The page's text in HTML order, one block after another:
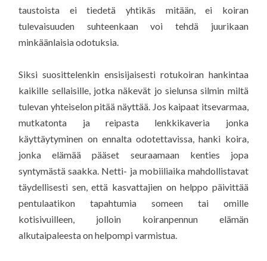
taustoista ei tiedetä yhtikäs mitään, ei koiran
tulevaisuuden suhteenkaan voi tehdä juurikaan
minkäänlaisia odotuksia.
Siksi suosittelenkin ensisijaisesti rotukoiran hankintaa
kaikille sellaisille, jotka näkevät jo sielunsa silmin miltä
tulevan yhteiselon pitää näyttää. Jos kaipaat itsevarmaa,
mutkatonta ja reipasta lenkkikaveria jonka
käyttäytyminen on ennalta odotettavissa, hanki koira,
jonka elämää pääset seuraamaan kenties jopa
syntymästä saakka. Netti- ja mobiiliaika mahdollistavat
täydellisesti sen, että kasvattajien on helppo päivittää
pentulaatikon tapahtumia someen tai omille
kotisivuilleen, jolloin koiranpennun elämän
alkutaipaleesta on helpompi varmistua.